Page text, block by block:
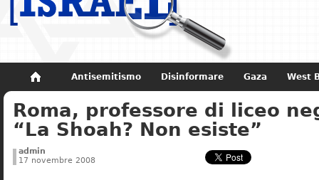
Antisemitismo Disinformare Gaza West
Non dimenticare Storia di Israele
Roma, professore di liceo
“La Shoah? Non esiste”
admin
17 novembre 2008